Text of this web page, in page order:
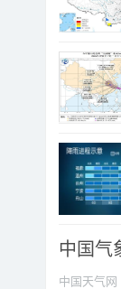
中国气
中国天气网